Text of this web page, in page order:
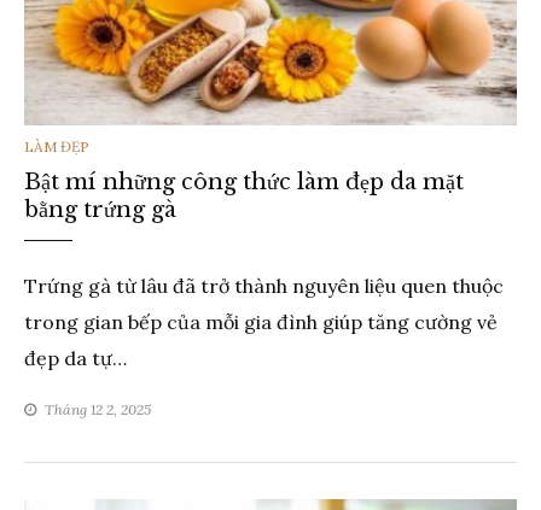
THỂ
LOẠI
LÀM ĐẸP
Bật mí những công thức làm đẹp da mặt
bằng trứng gà
Trứng gà từ lâu đã trở thành nguyên liệu quen thuộc
trong gian bếp của mỗi gia đình giúp tăng cường vẻ
đẹp da tự…
Tháng 12 2, 2025